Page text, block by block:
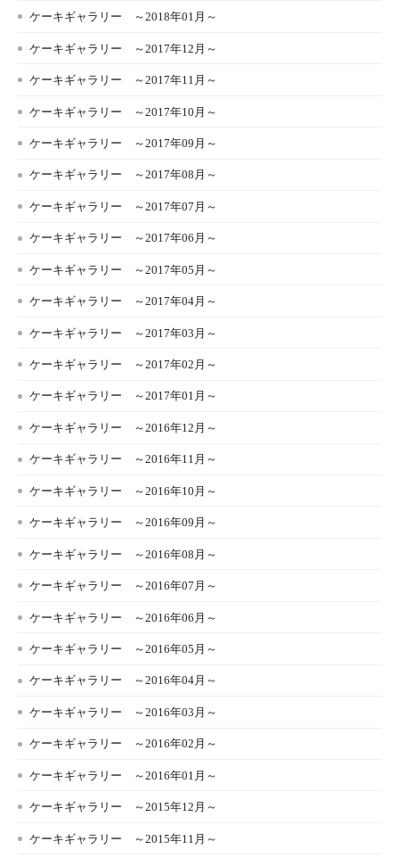
ケーキギャラリー ～2018年01月～
ケーキギャラリー ～2017年12月～
ケーキギャラリー ～2017年11月～
ケーキギャラリー ～2017年10月～
ケーキギャラリー ～2017年09月～
ケーキギャラリー ～2017年08月～
ケーキギャラリー ～2017年07月～
ケーキギャラリー ～2017年06月～
ケーキギャラリー ～2017年05月～
ケーキギャラリー ～2017年04月～
ケーキギャラリー ～2017年03月～
ケーキギャラリー ～2017年02月～
ケーキギャラリー ～2017年01月～
ケーキギャラリー ～2016年12月～
ケーキギャラリー ～2016年11月～
ケーキギャラリー ～2016年10月～
ケーキギャラリー ～2016年09月～
ケーキギャラリー ～2016年08月～
ケーキギャラリー ～2016年07月～
ケーキギャラリー ～2016年06月～
ケーキギャラリー ～2016年05月～
ケーキギャラリー ～2016年04月～
ケーキギャラリー ～2016年03月～
ケーキギャラリー ～2016年02月～
ケーキギャラリー ～2016年01月～
ケーキギャラリー ～2015年12月～
ケーキギャラリー ～2015年11月～